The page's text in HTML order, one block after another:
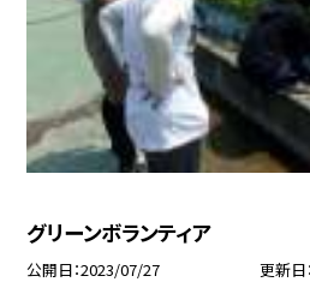
グリーンボランティア
公開日 2023/07/27 更新日